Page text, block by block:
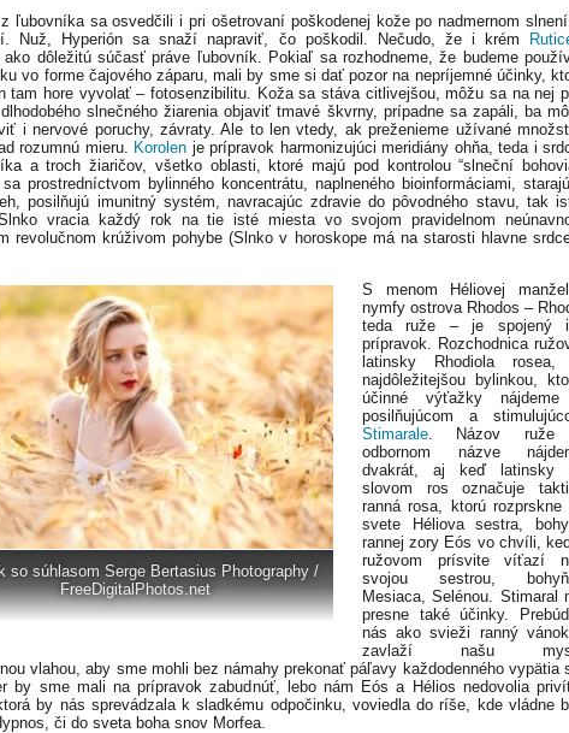
ľubovníka sa osvedčili i pri ošetrovaní poškodenej kože po nadmernom
Nuž, Hyperión sa snaží napraviť, čo poškodil. Nečudo, že i krém
ako dôležitú súčasť práve ľubovník. Pokiaľ sa rozhodneme, že budeme
vo forme čajového záparu, mali by sme si dať pozor na nepríjemné účinky,
tam hore vyvolať – fotosenzibilitu. Koža sa stáva citlivejšou, môžu sa na nej
slnečného žiarenia objaviť tmavé škvrny, prípadne sa zapáli, ba
i nervové poruchy, závraty. Ale to len vtedy, ak preženieme užívané
rozumnú mieru. Korolen je prípravok harmonizujúci meridiány ohňa, teda i
a troch žiaričov, všetko oblasti, ktoré majú pod kontrolou “slneční
prostredníctvom bylinného koncentrátu, naplneného bioinformáciami,
posilňujú imunitný systém, navracajúc zdravie do pôvodného stavu, tak
vracia každý rok na tie isté miesta vo svojom pravidelnom
revolučnom krúživom pohybe (Slnko v horoskope má na starosti hlavne
so súhlasom Serge Bertasius Photography /
FreeDigitalPhotos.net
S menom Héliovej
nymfy ostrova Rhodos –
teda ruže – je spojený
prípravok. Rozchodnica
latinsky Rhodiola rosea,
najdôležitejšou bylinkou,
účinné výťažky
posilňujúcom a
Stimarale. Názov
odbornom názve
dvakrát, aj keď latinsky
slovom ros označuje
ranná rosa, ktorú rozprskne
svete Héliova sestra,
rannej zory Eós vo chvíli,
ružovom prísvite víťazí
svojou sestrou,
Mesiaca, Selénou. Stimaral
presne také účinky.
nás ako svieži ranný
zavlaží našu
vlahou, aby sme mohli bez námahy prekonať páľavy každodenného vypätia
by sme mali na prípravok zabudnúť, lebo nám Eós a Hélios nedovolia
by nás sprevádzala k sladkému odpočinku, voviedla do ríše, kde vládne
či do sveta boha snov Morfea.